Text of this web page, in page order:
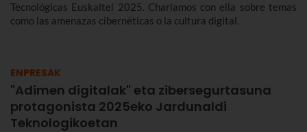
Tecnológicas Euskaltel 2025. Charlamos con ella sobre temas
como las amenazas cibernéticas o la cultura digital.
ENPRESAK
"Adimen digitalak" eta zibersegurtasuna
protagonista 2025eko Jardunaldi
Teknologikoetan